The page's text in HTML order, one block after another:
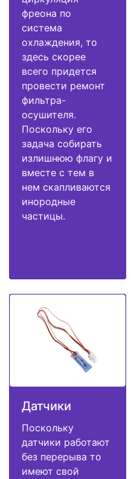
фреона по
система
охлаждения, то
здесь скорее
всего придется
провести ремонт
фильтра-
осушителя.
Поскольку его
задача собирать
излишнюю флагу и
вместе с тем в
нем скапливаются
инородные
частицы.
Датчики
Поскольку
датчики работают
без перерыва то
имеют свой